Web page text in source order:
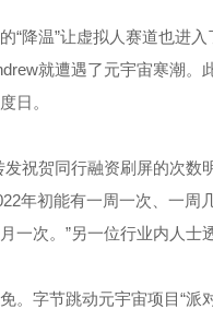
“降温”让虚拟人赛道也进
就遭遇了元宇宙寒潮。
日。
祝贺同行融资刷屏的次数
年初能有一周一次、一周
一次。”另一位行业内人士
。字节跳动元宇宙项目“派